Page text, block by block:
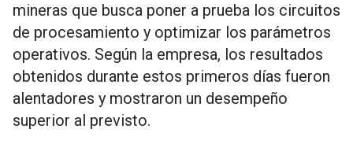
mineras que busca poner a prueba los circuitos
de procesamiento y optimizar los parámetros
operativos. Según la empresa, los resultados
obtenidos durante estos primeros días fueron
alentadores y mostraron un desempeño
superior al previsto.